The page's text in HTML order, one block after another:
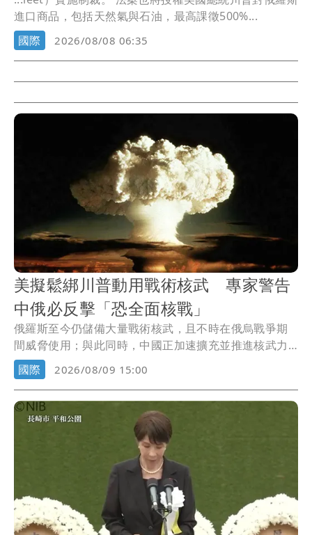
進口商品，包括天然氣與石油，最高課徵500%...
國際
2026/08/08 06:35
美擬鬆綁川普動用戰術核武 專家警告
中俄必反擊「恐全面核戰」
俄羅斯至今仍儲備大量戰術核武，且不時在俄烏戰爭期
間威脅使用；與此同時，中國正加速擴充並推進核武力
量現...
國際 2026/08/09 15:00